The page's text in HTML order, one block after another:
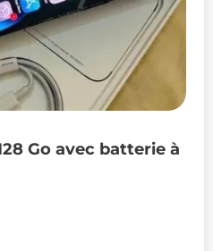
Go avec batterie à